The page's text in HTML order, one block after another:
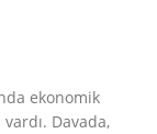
ekonomik
Davada,